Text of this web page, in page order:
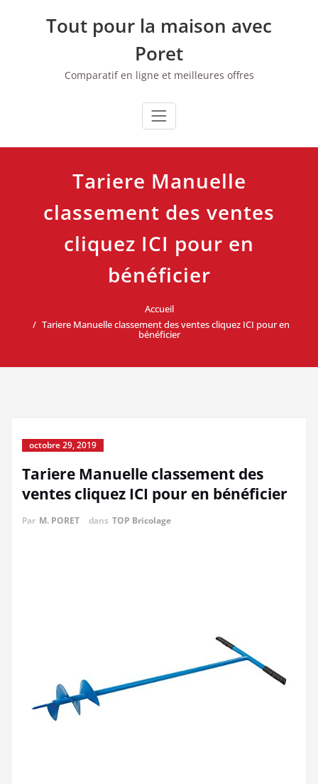
Tout pour la maison avec
Poret
Comparatif en ligne et meilleures offres
Tariere Manuelle
classement des ventes
cliquez ICI pour en
bénéficier
Accueil
Tariere Manuelle classement des ventes cliquez ICI pour en
bénéficier
octobre 29, 2019
Tariere Manuelle classement des
ventes cliquez ICI pour en bénéficier
Par M. PORET dans TOP Bricolage